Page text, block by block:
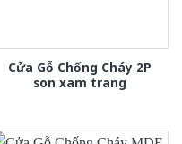
Cửa Gỗ Chống Cháy 2P
son xam trang